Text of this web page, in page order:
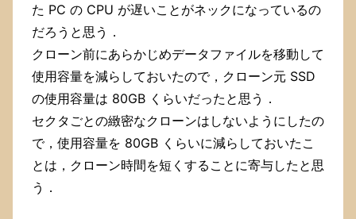
フ
ル
ダ
を
変
す
る
こ
と
た PC の CPU が遅いことがネックになっているの
だろうと思う．
クローン前にあらかじめデータファイルを移動して
使用容量を減らしておいたので，クローン元 SSD
の使用容量は 80GB くらいだったと思う．
セクタごとの緻密なクローンはしないようにしたの
で，使用容量を 80GB くらいに減らしておいたこ
とは，クローン時間を短くすることに寄与したと思
う．